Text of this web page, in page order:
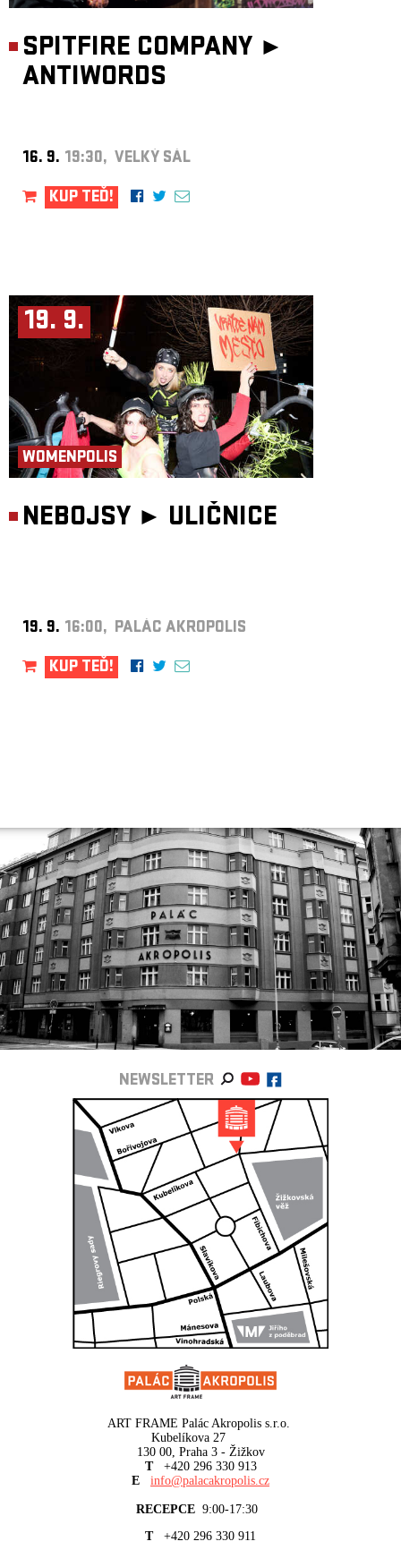
SPITFIRE COMPANY ►
ANTIWORDS
16. 9. 19:30, VELKÝ SÁL
KUP TEĎ!
19. 9.
WOMENPOLIS
NEBOJSY ► ULIČNICE
19. 9. 16:00, PALÁC AKROPOLIS
KUP TEĎ!
NEWSLETTER
ART FRAME Palác Akropolis s.r.o.
Kubelíkova 27
130 00, Praha 3 - Žižkov
T +420 296 330 913
E info@palacakropolis.cz
RECEPCE 9:00-17:30
T +420 296 330 911